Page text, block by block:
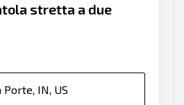
stretta a due
Porte, IN, US